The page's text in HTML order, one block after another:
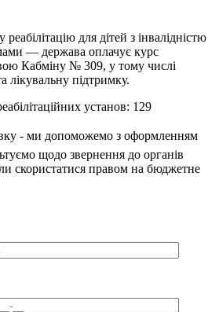
для дітей з інвалідністю
— держава оплачує курс
Кабміну № 309, у тому числі
лікувальну підтримку.
установ: 129
- ми допоможемо з оформленням
щодо звернення до органів
скористатися правом на бюджетне